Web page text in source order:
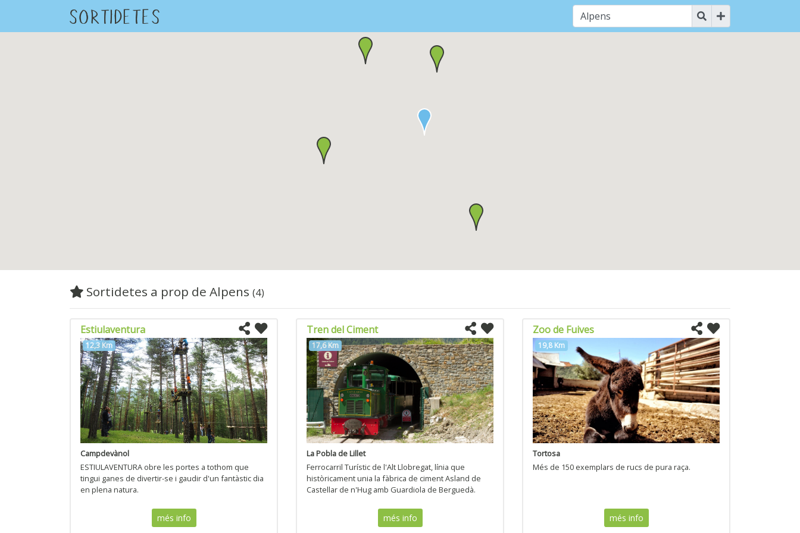
Sortidetes a prop de Alpens (4)
Estiulaventura
12,3 Km
Campdevànol
ESTIULAVENTURA obre les portes a tothom que
tingui ganes de divertir-se i gaudir d'un fantàstic dia
en plena natura.
més info
Tren del Ciment
17,6 Km
La Pobla de Lillet
Ferrocarril Turístic de l'Alt Llobregat, línia que
històricament unia la fàbrica de ciment Asland de
Castellar de n'Hug amb Guardiola de Berguedà.
més info
Zoo de Fuives
19,8 Km
Tortosa
Més de 150 exemplars de rucs de pura raça.
més info